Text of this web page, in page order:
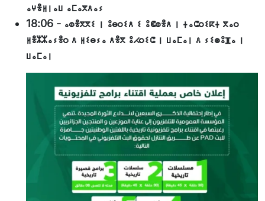
ⴰⵖⴻⵍⵏⴰⵡ ⴰⵎⴰⴳⴷⴰⵢ
18:06 - ⴰⵀⴻⴳⴳⵉ ⵏ ⵓⴱⵔⵉⴷ ⵉ ⵓⵞⵀⴻⴷ ⵏ ⵜⴰⵛⵔⵉⴽⵜ ⴳⴰⵔ
ⵍⴻⵣⵣⴰⵢⴻⵔ ⴷ ⵍⵉⴱⵢⴰ ⴷⴻⴳ ⵓⵃⵔⵉⵛ ⵏ ⵡⴰⵎⴰⵏ ⴷ ⵢⵉⵙⵓⴼⴰ ⵏ
ⵡⴰⵎⴰⵏ